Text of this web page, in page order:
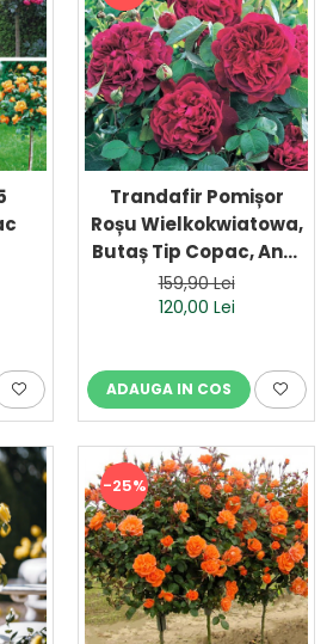
Trandafir Pomișor
Roșu Wielkokwiatowa,
Butaș Tip Copac, Anul
2 (Ghiveci)
159,90 Lei
120,00 Lei
ADAUGA IN COS
-25%